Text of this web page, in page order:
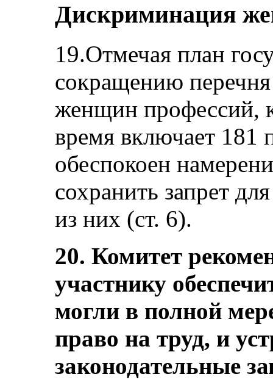
Дискриминация
19.Отмечая план
сокращению
женщин профессий,
время включает 181
обеспокоен
сохранить запрет
из них (ст. 6).
20. Комитет
участнику
могли в полной
право на труд, и
законодательные